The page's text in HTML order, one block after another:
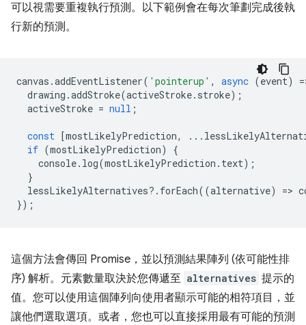
可以視需要重複執行預測。以下範例會在每次筆劃完成後執
行新的預測。
canvas .addEventListener( 'pointerup' , async (event) =
drawing .addStroke(activeStroke. stroke);
activeStroke = null ;
const [mostLikelyPrediction, ...
if (mostLikelyPrediction)
{
console. log(mostLikelyPrediction . text);
}
lessLikelyAlternatives? . forEach((alternative) =>
});
這個方法會傳回 Promise，並以預測結果陣列 (依可能性排
序) 解析。元素數量取決於您傳遞至 alternatives 提示的
值。您可以使用這個陣列向使用者顯示可能的相符項目，並
讓他們選取選項。或者，您也可以直接採用最有可能的預測